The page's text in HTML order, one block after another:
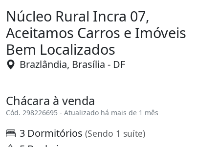
Núcleo Rural Incra 07,
Aceitamos Carros e Imóveis
Bem Localizados
Brazlândia, Brasília - DF
Chácara à venda
Cód. 298226695 - Atualizado há mais de 1 mês
3 Dormitórios (Sendo 1 suíte)